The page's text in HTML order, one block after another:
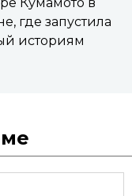
где запустила
историям